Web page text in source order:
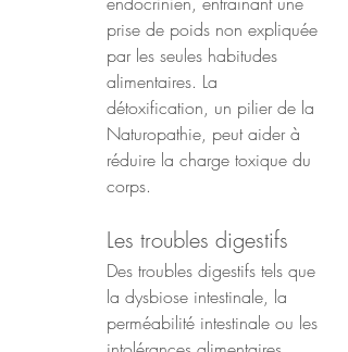
prise de poids non expliquée
par les seules habitudes
alimentaires. La
détoxification, un pilier de la
Naturopathie, peut aider à
réduire la charge toxique du
corps.
Les troubles digestifs
Des troubles digestifs tels que
la dysbiose intestinale, la
perméabilité intestinale ou les